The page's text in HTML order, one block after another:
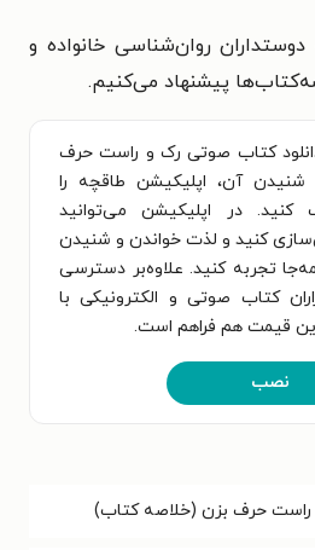
روان‌شناسی خانواده و
پیشنهاد می‌کنیم.
دانلود کتاب صوتی رک و راست حرف
آن، اپلیکیشن طاقچه را
در اپلیکیشن می‌توانید
کنید و لذت خواندن و شنیدن
تجربه کنید. علاوه‌بر دسترسی
کتاب صوتی و الکترونیکی با
قیمت هم فراهم است.
نصب
راست حرف بزن (خلاصه کتاب)